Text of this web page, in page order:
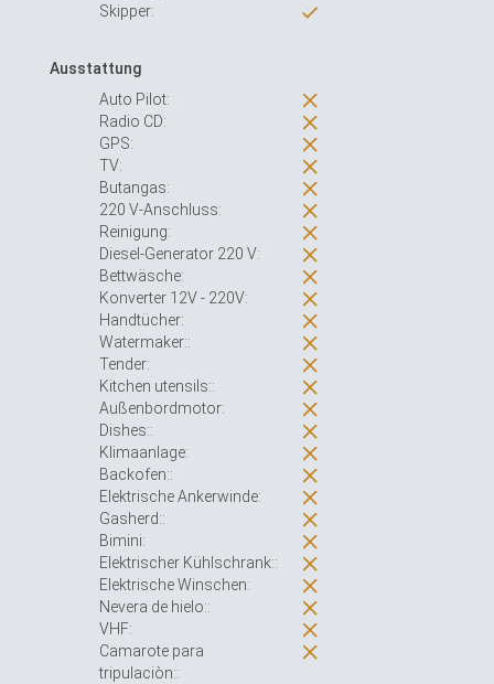
Skipper:
Ausstattung
Auto Pilot:
Radio CD:
GPS:
TV:
Butangas:
220 V-Anschluss:
Reinigung:
Diesel-Generator 220 V:
Bettwäsche:
Konverter 12V - 220V:
Handtücher:
Watermaker::
Tender:
Kitchen utensils::
Außenbordmotor:
Dishes::
Klimaanlage:
Backofen::
Elektrische Ankerwinde:
Gasherd::
Bimini:
Elektrischer Kühlschrank::
Elektrische Winschen:
Nevera de hielo::
VHF:
Camarote para
tripulaciòn::